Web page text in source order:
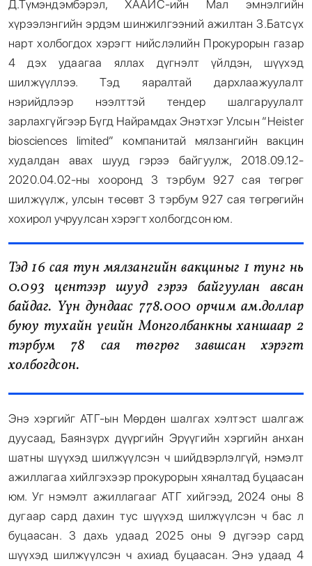
Д.Түмэндэмбэрэл, ХААИС-ийн Мал эмнэлгийн
хүрээлэнгийн эрдэм шинжилгээний ажилтан З.Батсүх
нарт холбогдох хэрэгт нийслэлийн Прокурорын газар
4 дэх удаагаа яллах дүгнэлт үйлдэн, шүүхэд
шилжүүллээ. Тэд яаралтай дархлаажуулалт
нэрийдлээр нээлттэй тендер шалгаруулалт
зарлахгүйгээр Бүгд Найрамдах Энэтхэг Улсын “Heister
biosciences limited” компанитай мялзангийн вакцин
худалдан авах шууд гэрээ байгуулж, 2018.09.12-
2020.04.02-ны хооронд 3 тэрбум 927 сая төгрөг
шилжүүлж, улсын төсөвт 3 тэрбум 927 сая төгрөгийн
хохирол учруулсан хэрэгт холбогдсон юм.
Тэд 16 сая тун мялзангийн вакциныг 1 тунг нь
0.093 центээр шууд гэрээ байгуулан авсан
байдаг. Үүн дундаас 778.000 орчим ам.доллар
буюу тухайн үеийн Монголбанкны ханшаар 2
тэрбум 78 сая төгрөг завшсан хэрэгт
холбогдсон.
Энэ хэргийг АТГ-ын Мөрдөн шалгах хэлтэст шалгаж
дуусаад, Баянзүрх дүүргийн Эрүүгийн хэргийн анхан
шатны шүүхэд шилжүүлсэн ч шийдвэрлэлгүй, нэмэлт
ажиллагаа хийлгэхээр прокурорын хяналтад буцаасан
юм. Уг нэмэлт ажиллагааг АТГ хийгээд, 2024 оны 8
дугаар сард дахин тус шүүхэд шилжүүлсэн ч бас л
буцаасан. 3 дахь удаад 2025 оны 9 дүгээр сард
шүүхэд шилжүүлсэн ч ахиад буцаасан. Энэ удаад 4